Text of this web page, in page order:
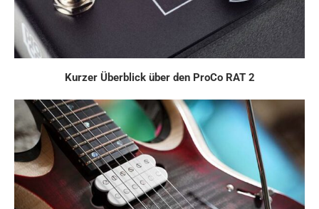
Kurzer Überblick über den ProCo RAT 2